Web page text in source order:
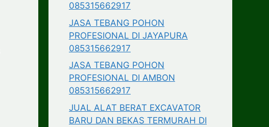
085315662917
JASA TEBANG POHON
PROFESIONAL DI JAYAPURA
085315662917
JASA TEBANG POHON
PROFESIONAL DI AMBON
085315662917
JUAL ALAT BERAT EXCAVATOR
BARU DAN BEKAS TERMURAH DI